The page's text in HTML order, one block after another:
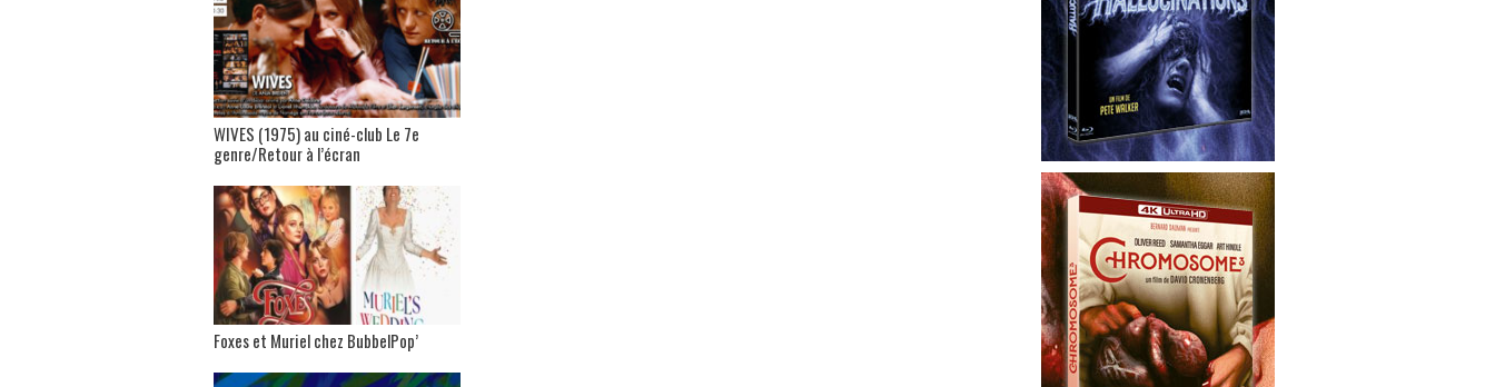
WIVES (1975) au ciné-club Le 7e
genre/Retour à l’écran
Foxes et Muriel chez BubbelPop’